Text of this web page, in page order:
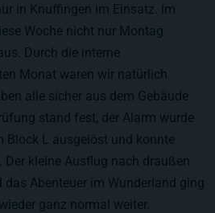
in Knuffingen im Einsatz. Im
Woche nicht nur Montag
Durch die interne
Monat waren wir natürlich
alle sicher aus dem Gebäude
stand fest, der Alarm wurde
Block L ausgelöst und konnte
Der kleine Ausflug nach draußen
das Abenteuer im Wunderland ging
ganz normal weiter.